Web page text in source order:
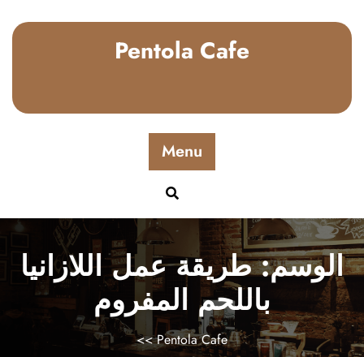
Pentola Cafe
Menu
الوسم:طريقة عمل اللازانيا
باللحم المفروم
Pentola Cafe
>>